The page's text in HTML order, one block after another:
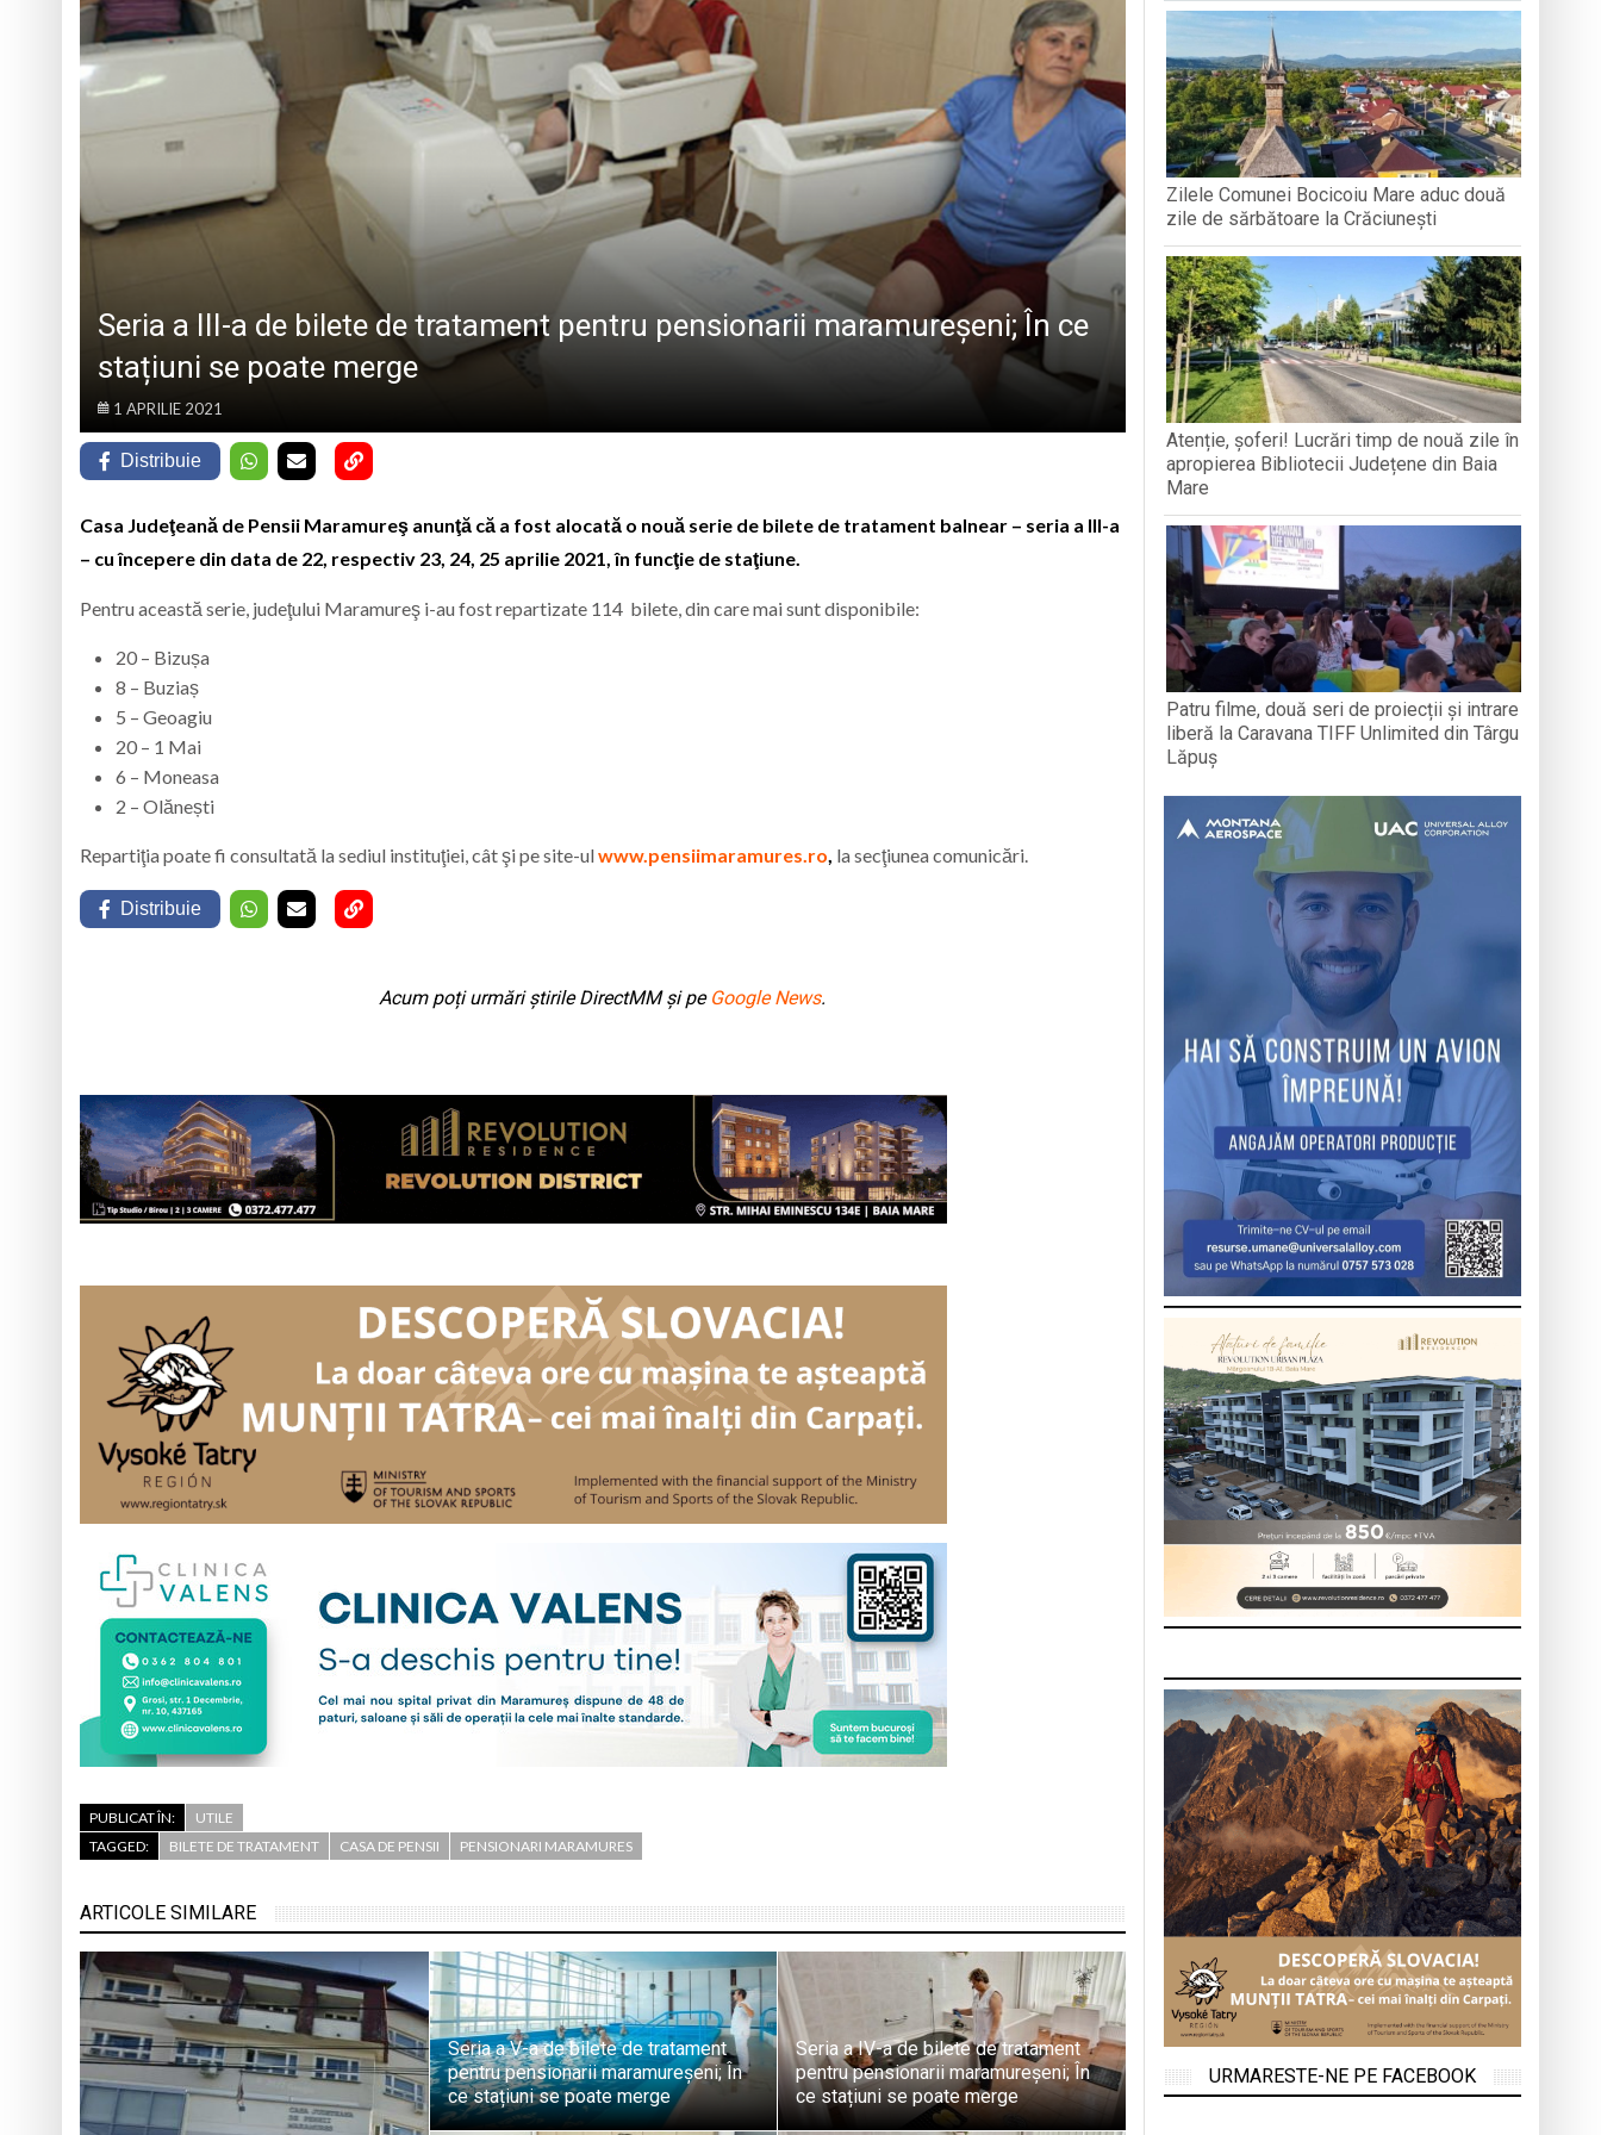
Prognoza meteo Maramureș, joi 6 august 2026
Marin Preda, copilul pe care satul era cât pe ce să-l țină departe de școală
Un tânăr din Petrova s-a stins în Italia, după ce i s-a făcut rău în timp ce lucra la recoltarea roșiilor
5 august 1984: regalul olimpic oferit de Kati Szabo
Seria a III-a de bilete de tratament pentru pensionarii maramureșeni; În ce
stațiuni se poate merge
1 APRILIE 2021
Distribuie
Casa Judeţeană de Pensii Maramureş anunţă că a fost alocată o nouă serie de bilete de tratament balnear – seria a III-a
– cu începere din data de 22, respectiv 23, 24, 25 aprilie 2021, în funcţie de staţiune.
Pentru această serie, judeţului Maramureş i-au fost repartizate 114 bilete, din care mai sunt disponibile:
20 – Bizușa
8 – Buziaș
5 – Geoagiu
20 – 1 Mai
6 – Moneasa
2 – Olănești
Repartiţia poate fi consultată la sediul instituţiei, cât şi pe site-ulwww.pensiimaramures.ro, la secţiunea comunicări.
Distribuie
Acum poți urmări știrile DirectMM și pe Google News.
PUBLICAT ÎN:
UTILE
TAGGED:
BILETE DE TRATAMENT CASA DE PENSII PENSIONARI MARAMURES
ARTICOLE SIMILARE
Seria a V-a de bilete de tratament
pentru pensionarii maramureșeni; În
ce stațiuni se poate merge
Seria a IV-a de bilete de tratament
pentru pensionarii maramureșeni; În
ce stațiuni se poate merge
Zilele Comunei Bocicoiu Mare aduc două
zile de sărbătoare la Crăciunești
Atenție, șoferi! Lucrări timp de nouă zile în
apropierea Bibliotecii Județene din Baia
Mare
Patru filme, două seri de proiecții și intrare
liberă la Caravana TIFF Unlimited din Târgu
Lăpuș
URMARESTE-NE PE FACEBOOK